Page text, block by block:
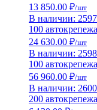
13 850.00 ₽/шт
В наличии:
100
24 630.00 ₽/шт
В наличии:
100
56 960.00 ₽/шт
В наличии:
200